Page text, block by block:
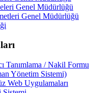
Genel Müdürlüğü
Genel Müdürlüğü
Tanımlama / Nakil Formu
Yönetim Sistemi)
Web Uygulamaları